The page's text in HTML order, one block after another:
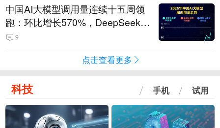
中国AI大模型调用量连续十五周领
跑：环比增长570%，DeepSeek-V
4-Flash正式版登顶！MiniMax M
3、阶跃星辰Step 3.7 Flash跌出榜
9
点击查看更多
科技 手机 试用